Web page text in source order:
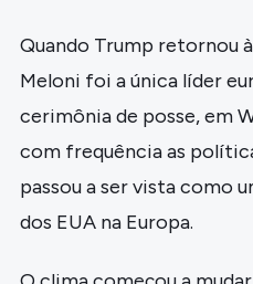
Quando Trump retornou
Meloni foi a única líder
cerimônia de posse, em
com frequência as
passou a ser vista como
dos EUA na Europa.